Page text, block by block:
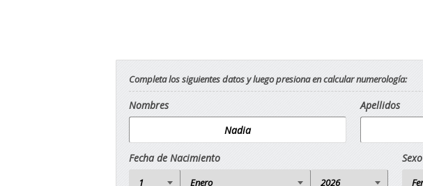
Completa los siguientes datos y luego presiona en calcular numerología:
Nombres Apellidos
Fecha de Nacimiento Sexo